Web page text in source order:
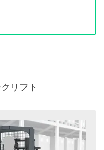
リフト